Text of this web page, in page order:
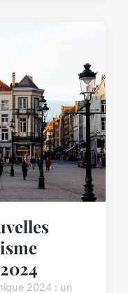
2024 : un